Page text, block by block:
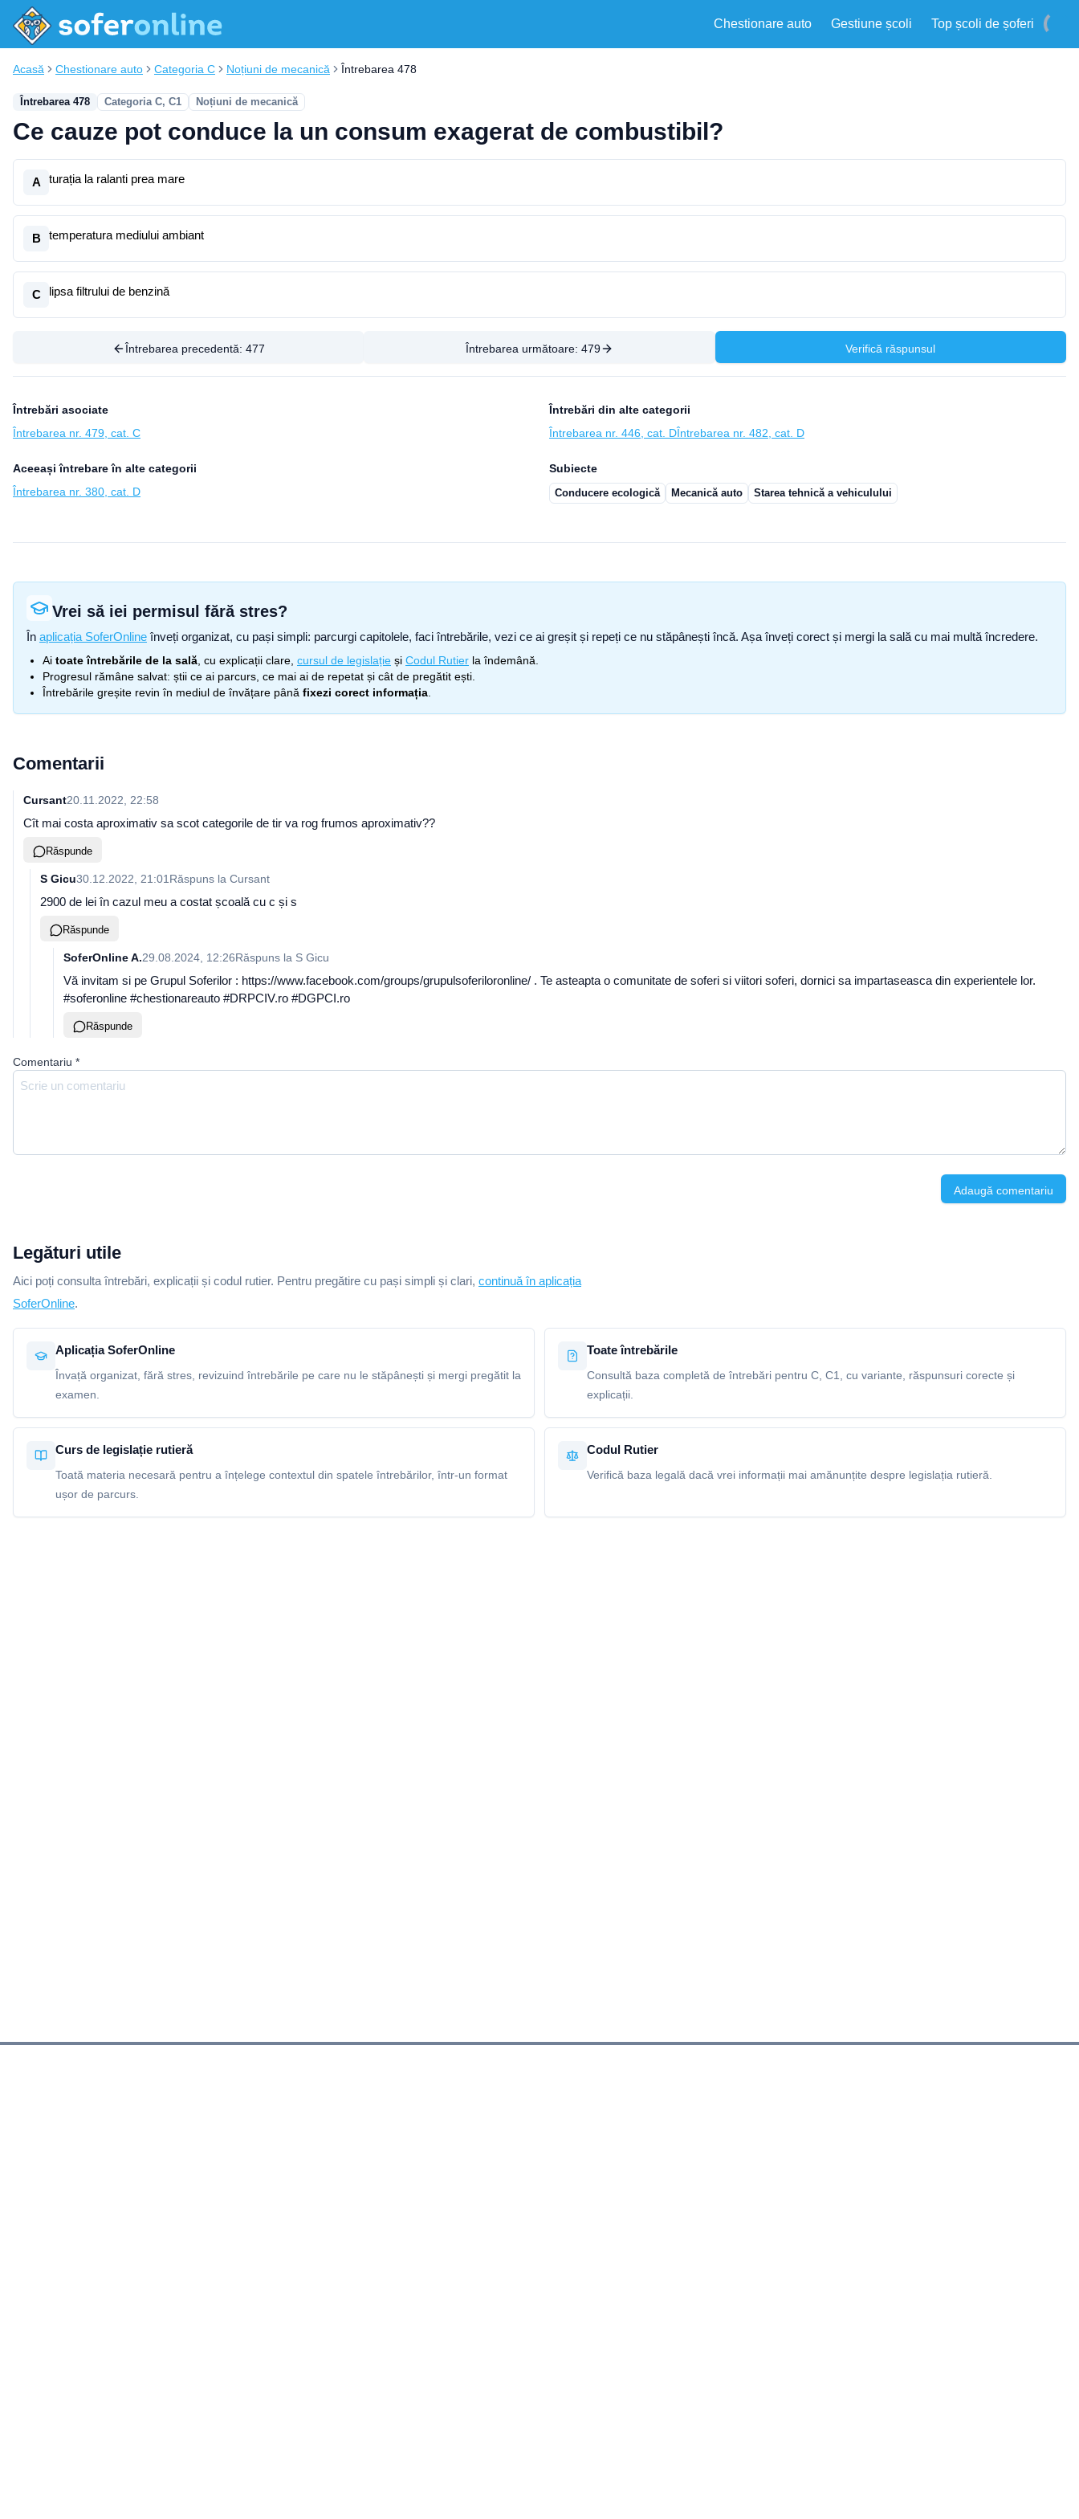
Chestionare auto Gestiune școli Top școli de șoferi
Acasă Chestionare auto Categoria C Noțiuni de mecanică Întrebarea 478
Întrebarea 478 Categoria C, C1 Noțiuni de mecanică
Ce cauze pot conduce la un consum exagerat de combustibil?
A turația la ralanti prea mare
B temperatura mediului ambiant
C lipsa filtrului de benzină
Întrebarea precedentă: 477 Întrebarea următoare: 479 Verifică răspunsul
Întrebări asociate
Întrebarea nr. 479, cat. C
Întrebări din alte categorii
Întrebarea nr. 446, cat. DÎntrebarea nr. 482, cat. D
Aceeași întrebare în alte categorii
Întrebarea nr. 380, cat. D
Subiecte
Conducere ecologică Mecanică auto Starea tehnică a vehiculului
Vrei să iei permisul fără stres?
În aplicația SoferOnline înveți organizat, cu pași simpli: parcurgi capitolele, faci întrebările, vezi ce ai greșit și repeți ce nu stăpânești încă. Așa înveți corect și mergi la sală cu mai multă încredere.
Ai toate întrebările de la sală , cu explicații clare, cursul de legislație și Codul Rutier la îndemână.
Progresul rămâne salvat: știi ce ai parcurs, ce mai ai de repetat și cât de pregătit ești.
Întrebările greșite revin în mediul de învățare până fixezi corect informația
Comentarii
Cursant20.11.2022, 22:58
Cît mai costa aproximativ sa scot categorile de tir va rog frumos aproximativ??
Răspunde
S Gicu30.12.2022, 21:01 Răspuns la Cursant
2900 de lei în cazul meu a costat școală cu c și s
Răspunde
SoferOnline A.29.08.2024, 12:26Răspuns la S Gicu
Vă invitam si pe Grupul Soferilor : https://www.facebook.com/groups/grupulsoferiloronline/ . Te asteapta o comunitate de soferi si viitori soferi, dornici sa impartaseasca din experientele lor.
#soferonline #chestionareauto #DRPCIV.ro #DGPCI.ro
Răspunde
Comentariu *
Adaugă comentariu
Legături utile
Aici poți consulta întrebări, explicații și codul rutier. Pentru pregătire cu pași simpli și clari, continuă în aplicația
SoferOnline.
Aplicația SoferOnline
Învață organizat, fără stres, revizuind întrebările pe care nu le stăpânești și mergi pregătit la
examen.
Toate întrebările
Consultă baza completă de întrebări pentru C, C1, cu variante, răspunsuri corecte și
explicații.
Curs de legislație rutieră
Toată materia necesară pentru a înțelege contextul din spatele întrebărilor, într-un format
ușor de parcurs.
Codul Rutier
Verifică baza legală dacă vrei informații mai amănunțite despre legislația rutieră.